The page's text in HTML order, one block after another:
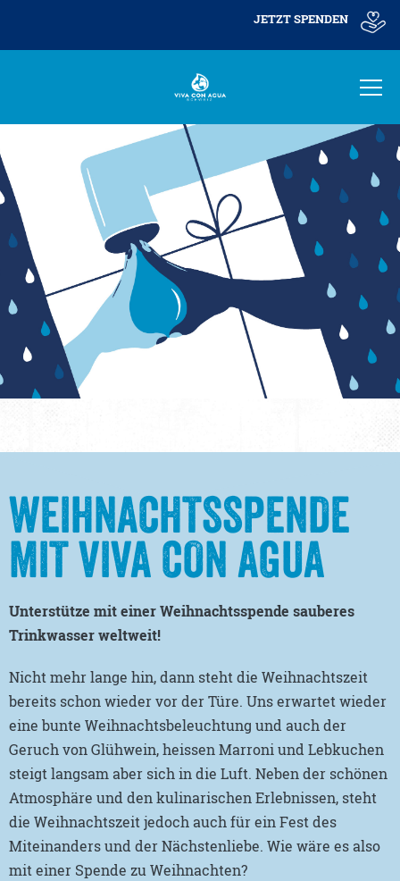
JETZT SPENDEN
WEIHNACHTSSPENDE
MIT VIVA CON AGUA
Unterstütze mit einer Weihnachtsspende sauberes
Trinkwasser weltweit!
Nicht mehr lange hin, dann steht die Weihnachtszeit
bereits schon wieder vor der Türe. Uns erwartet wieder
eine bunte Weihnachtsbeleuchtung und auch der
Geruch von Glühwein, heissen Marroni und Lebkuchen
steigt langsam aber sich in die Luft. Neben der schönen
Atmosphäre und den kulinarischen Erlebnissen, steht
die Weihnachtszeit jedoch auch für ein Fest des
Miteinanders und der Nächstenliebe. Wie wäre es also
mit einer Spende zu Weihnachten?